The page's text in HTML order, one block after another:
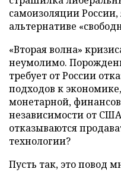
самоизоляции
альтернативе
«Вторая волна»
неумолимо.
требует от России
подходов к
монетарной,
независимости от
отказываются
технологии?
Пусть так, это повод